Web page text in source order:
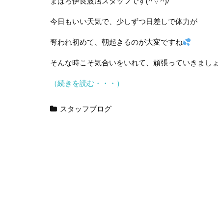
今日もいい天気で、少しずつ日差しで体力が
奪われ初めて、朝起きるのが大変ですね
そんな時こそ気合いをいれて、頑張っていきまし
（続きを読む・・・）
スタッフブログ